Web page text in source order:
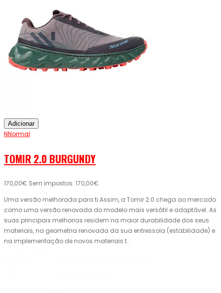
Adicionar
NNormal
TOMIR 2.0 BURGUNDY
170,00€ Sem impostos: 170,00€
Uma versão melhorada para ti.Assim, a Tomir 2.0 chega ao mercado
como uma versão renovada do modelo mais versátil e adaptável. As
suas principais melhorias residem na maior durabilidade dos seus
materiais, na geometria renovada da sua entressola (estabilidade) e
na implementação de novos materiais t..